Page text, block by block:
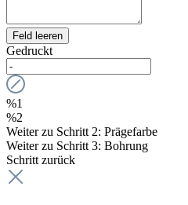
Feld leeren
Gedruckt
%1
%2
Weiter zu Schritt 2: Prägefarbe
Weiter zu Schritt 3: Bohrung
Schritt zurück